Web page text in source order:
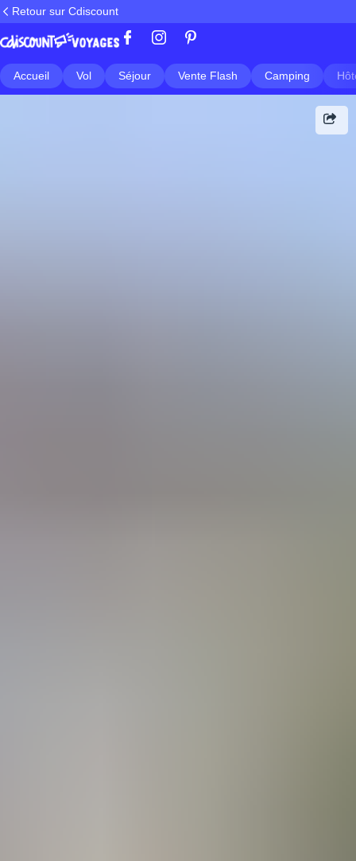
Retour sur Cdiscount
Accueil Vol Séjour Vente Flash Camping